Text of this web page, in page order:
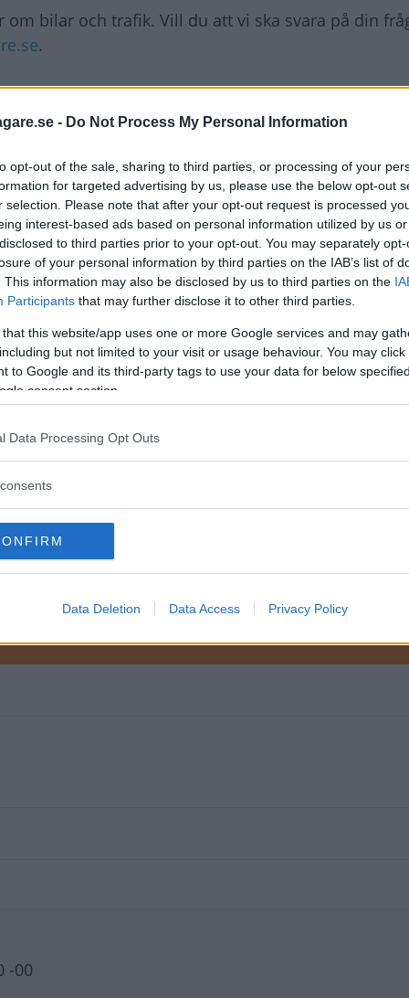
- Do Not Process My Personal Information
opt-out of the sale, sharing to third parties, or processing of your
for targeted advertising by us, please use the below opt-out
selection. Please note that after your opt-out request is processed
interest-based ads based on personal information utilized by us
to third parties prior to your opt-out. You may separately
of your personal information by third parties on the IAB’s list of
This information may also be disclosed by us to third parties on the
Participants that may further disclose it to other third parties.
that this website/app uses one or more Google services and may
but not limited to your visit or usage behaviour. You may
to Google and its third-party tags to use your data for below
consent section.
Data Processing Opt Outs
Data Deletion Data Access Privacy Policy
om bilar och trafik. Vill du att vi ska svara på din
.
till 195/65 R15? Eller ska man gå från 15" till 16"?
hjul. Är det lagligt att bara ändra sådär eller blir
får inte ändras mer än fem procent
kan du se i registreringsbeviset
hemsida. På hemsidan www.falginfo.se
för din bil. Rekommenderad dimension i
-00